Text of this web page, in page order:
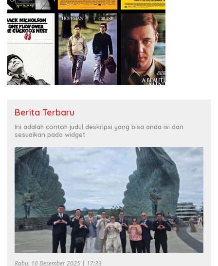
Berita Terbaru
Ini adalah contoh judul deskripsi yang bisa anda isi dan
sesuaikan pada widget
Rabu, 10 Desember 2025 | 17:33